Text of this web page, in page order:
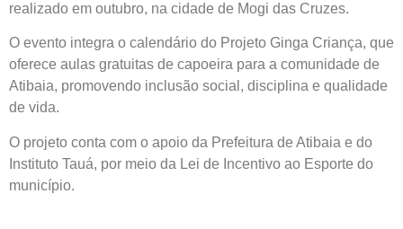
realizado em outubro, na cidade de Mogi das Cruzes.
O evento integra o calendário do Projeto Ginga Criança, que
oferece aulas gratuitas de capoeira para a comunidade de
Atibaia, promovendo inclusão social, disciplina e qualidade
de vida.
O projeto conta com o apoio da Prefeitura de Atibaia e do
Instituto Tauá, por meio da Lei de Incentivo ao Esporte do
município.